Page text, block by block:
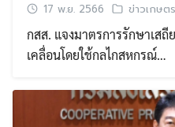
17 พ.ย. 2566 ข่าวเกษตร
กสส. แจงมาตรการรักษาเสถี
เคลื่อนโดยใช้กลไกสหกรณ์…